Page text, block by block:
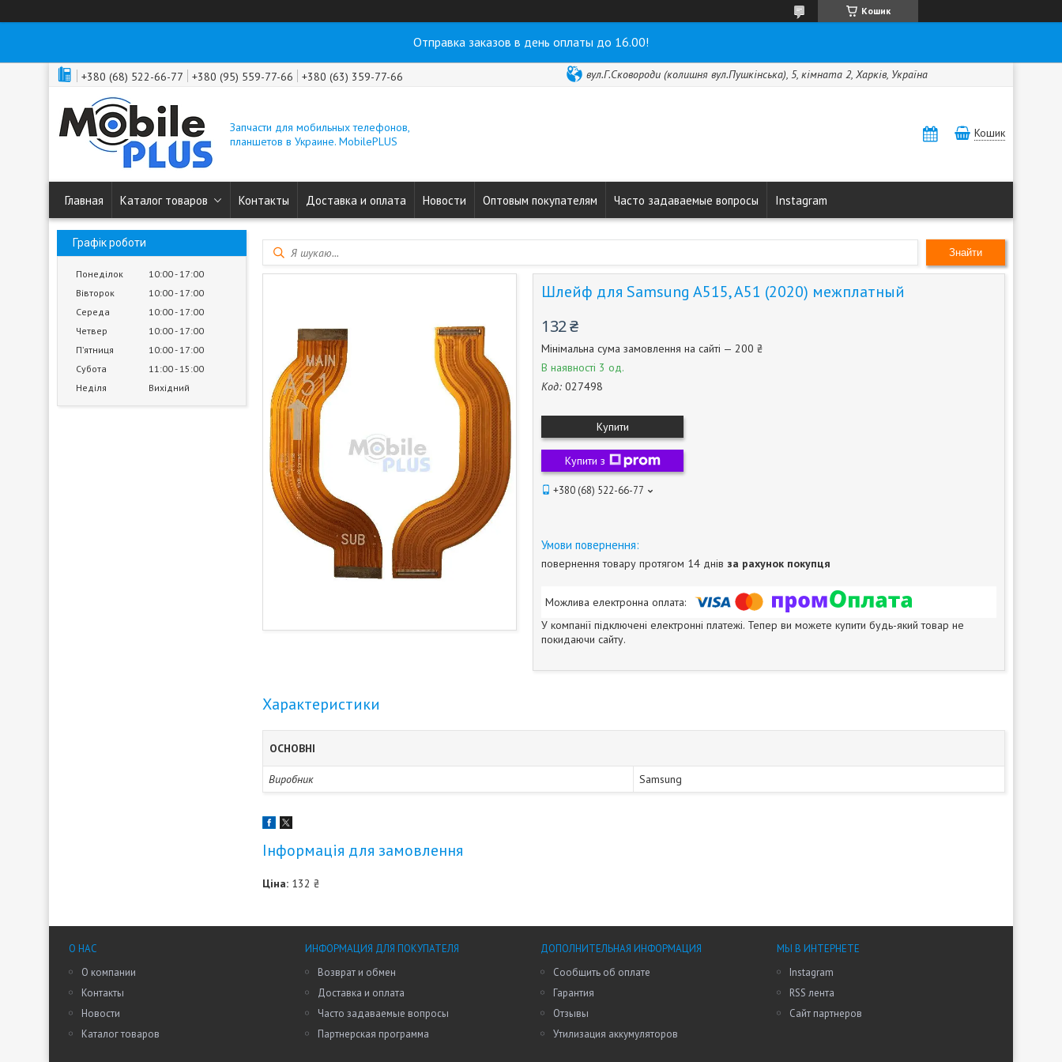
Кошик
Отправка заказов в день оплаты до 16.00!
+380 (68) 522-66-77 +380 (95) 559-77-66 +380 (63) 359-77-66 вул.Г.Сковороди (колишня вул.Пушкінська), 5, кімната 2, Харків, Україна
Запчасти для мобильных телефонов,
планшетов в Украине. MobilePLUS
Кошик
Главная Каталог товаров Контакты Доставка и оплата Новости Оптовым покупателям Часто задаваемые вопросы Instagram
Графік роботи
Понеділок 10:00 17:00
Вівторок
10:00 17:00
Середа
10:00 17:00
Четвер
10:00 17:00
Пʼятниця
10:00 17:00
Субота
11:00 15:00
Неділя
Вихідний
Знайти
Шлейф для Samsung A515, A51 (2020) межплатный
132 ₴
Мінімальна сума замовлення на сайті — 200 ₴
В наявності 3 од.
Код: 027498
Купити
Купити з
+380 (68) 522-66-77
повернення товару протягом 14 днів за рахунок покупця
У компанії підключені електронні платежі. Тепер ви можете купити будь-який товар не
покидаючи сайту.
Характеристики
ОСНОВНІ
Виробник Samsung
Інформація для замовлення
Ціна: 132 ₴
О НАС
О компании
Контакты
Новости
Каталог товаров
ИНФОРМАЦИЯ ДЛЯ ПОКУПАТЕЛЯ
Возврат и обмен
Доставка и оплата
Часто задаваемые вопросы
Партнерская программа
ДОПОЛНИТЕЛЬНАЯ ИНФОРМАЦИЯ
Сообщить об оплате
Гарантия
Отзывы
Утилизация аккумуляторов
МЫ В ИНТЕРНЕТЕ
Instagram
RSS лента
Сайт партнеров